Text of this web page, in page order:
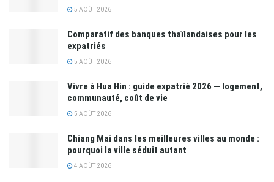
5 AOÛT 2026
Comparatif des banques thaïlandaises pour les
expatriés
5 AOÛT 2026
Vivre à Hua Hin : guide expatrié 2026 — logement,
communauté, coût de vie
5 AOÛT 2026
Chiang Mai dans les meilleures villes au monde :
pourquoi la ville séduit autant
4 AOÛT 2026